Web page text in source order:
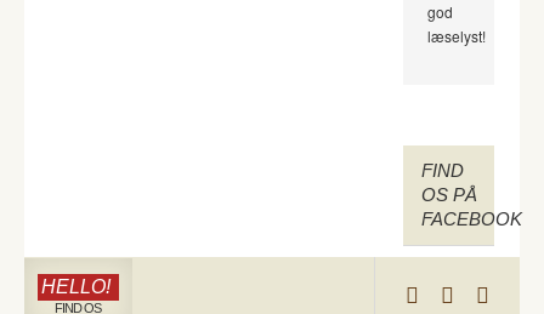
god
læselyst!
FIND
OS PÅ
FACEBOOK
HELLO!
FIND OS